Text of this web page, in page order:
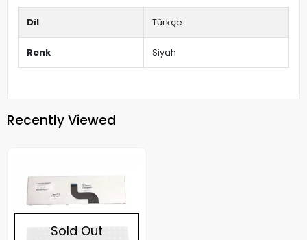
Dil Türkçe
Renk Siyah
Recently Viewed
Sold Out